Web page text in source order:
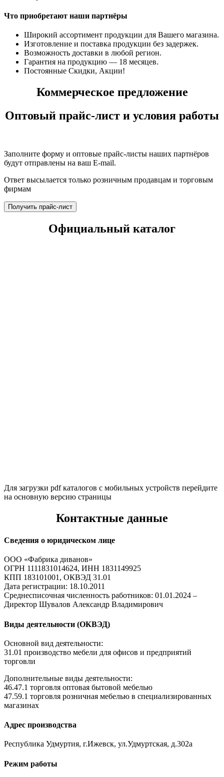
Что приобретают наши партнёры
Широкий ассортимент продукции для Вашего магазина.
Изготовление и поставка продукции без задержек.
Возможность доставки в любой регион.
Гарантия на продукцию — 18 месяцев.
Постоянные Скидки, Акции!
Коммерческое предложение
Оптовый прайс-лист и условия работы
Заполните форму и оптовые прайс-листы наших партнёров
будут отправлены на ваш E-mail.
Ответ высылается только розничным продавцам и торговым
фирмам
Получить прайс-лист
Официальный каталог
Для загрузки pdf каталогов с мобильных устройств перейдите
на основную версию страницы
Контактные данные
Сведения о юридическом лице
ООО «Фабрика диванов»
ОГРН 1111831014624, ИНН 1831149925
КПП 183101001, ОКВЭД 31.01
Дата регистрации: 18.10.2011
Среднесписочная численность работников: 01.01.2024 –
Директор Шувалов Александр Владимирович
Виды деятельности (ОКВЭД)
Основной вид деятельности:
31.01 производство мебели для офисов и предприятий
торговли
Дополнительные виды деятельности:
46.47.1 торговля оптовая бытовой мебелью
47.59.1 торговля розничная мебелью в специализированных
магазинах
Адрес производства
Республика Удмуртия, г.Ижевск, ул.Удмуртская, д.302а
Режим работы